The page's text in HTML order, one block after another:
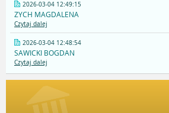
2026-03-04 12:49:15
ZYCH MAGDALENA
Czytaj dalej
2026-03-04 12:48:54
SAWICKI BOGDAN
Czytaj dalej